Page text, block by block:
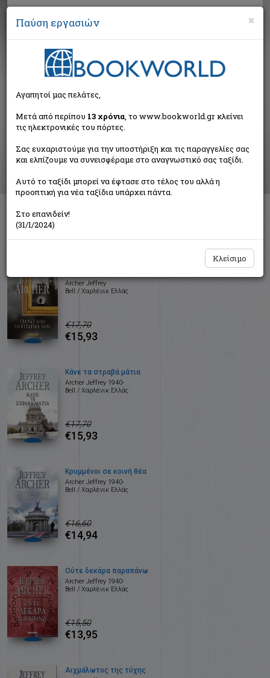
Αναζήτηση
Αποτελέσματα αναζήτησης
Συγγραφέας: Archer Jeffrey (24 βιβλία)
Ταξινόμηση ανά:
Archer Jeffrey
Bell / Χαρλένικ Ελλάς
€17,70
€15,93
Κάνε τα στραβά μάτια
Archer Jeffrey 1940-
Bell / Χαρλένικ Ελλάς
€17,70
€15,93
Κρυμμένοι σε κοινή θέα
Archer Jeffrey 1940-
Bell / Χαρλένικ Ελλάς
€16,60
€14,94
Ούτε δεκάρα παραπάνω
Archer Jeffrey 1940-
Bell / Χαρλένικ Ελλάς
€15,50
€13,95
Αιχμάλωτος της τύχης
×
Παύση εργασιών
Αγαπητοί μας πελάτες,
Μετά από περίπου 13 χρόνια, το www.bookworld.gr κλείνει
τις ηλεκτρονικές του πόρτες.
Σας ευχαριστούμε για την υποστήριξη και τις παραγγελίες σας
και ελπίζουμε να συνεισφέραμε στο αναγνωστικό σας ταξίδι.
Αυτό το ταξίδι μπορεί να έφτασε στο τέλος του αλλά η
προοπτική για νέα ταξίδια υπάρχει πάντα.
Στο επανιδείν!
(31/1/2024)
Κλείσιμο